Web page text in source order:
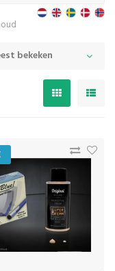
bekeken